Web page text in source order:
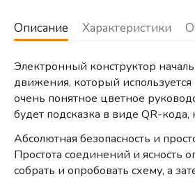
Описание Характеристики
Электронный конструктор
движения, который
очень понятное цветное
будет подсказка в виде QR-
Абсолютная безопасность и
Простота соединений и ясность
собрать и опробовать схему, а